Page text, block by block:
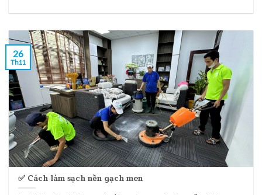
✅ Cách làm sạch nền gạch men
26
Th11